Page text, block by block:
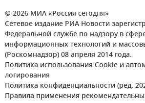
© 2026 МИА «Россия сегодня»
Сетевое издание РИА Новости
Федеральной службе по надзору в
информационных технологий и
(Роскомнадзор) 08 апреля 2014 года.
Политика использования Cookie и
логирования
Политика конфиденциальности (ред.
Правила применения